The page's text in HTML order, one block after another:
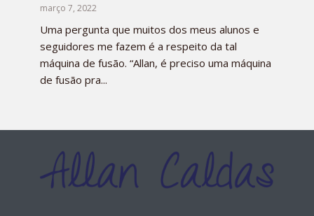
março 7, 2022
Uma pergunta que muitos dos meus alunos e
seguidores me fazem é a respeito da tal
máquina de fusão. “Allan, é preciso uma máquina
de fusão pra...